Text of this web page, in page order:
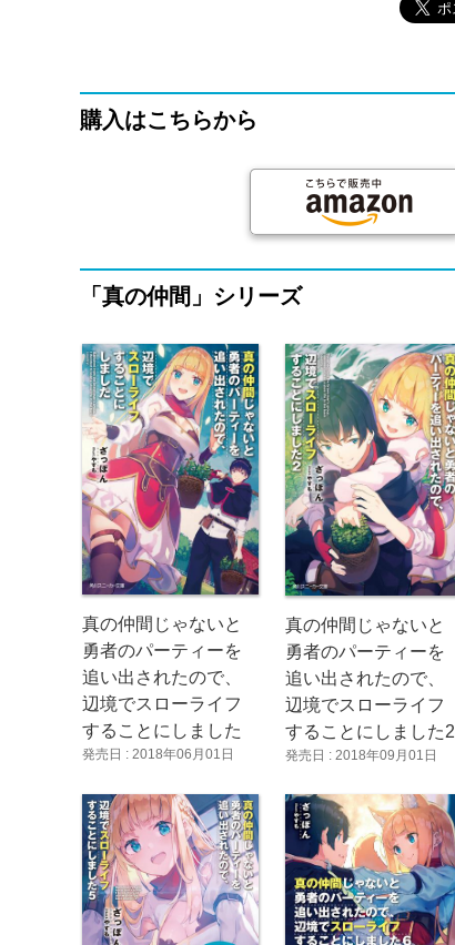
購入はこちらから
「真の仲間」シリーズ
真の仲間じゃないと
勇者のパーティーを
追い出されたので、
辺境でスローライフ
することにしました
発売日 : 2018年06月01日
真の仲間じゃないと
勇者のパーティーを
追い出されたので、
辺境でスローライフ
することにしました2
発売日 : 2018年09月01日